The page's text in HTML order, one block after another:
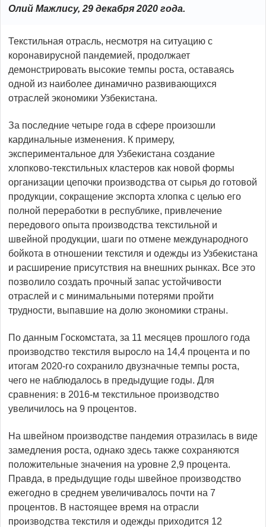
Олий Мажлису, 29 декабря 2020 года.
Текстильная отрасль, несмотря на ситуацию с
коронавирусной пандемией, продолжает
демонстрировать высокие темпы роста, оставаясь
одной из наиболее динамично развивающихся
отраслей экономики Узбекистана.
За последние четыре года в сфере произошли
кардинальные изменения. К примеру,
экспериментальное для Узбекистана создание
хлопково-­текстильных кластеров как новой формы
организации цепочки производства от сырья до готовой
продукции, сокращение экспорта хлопка с целью его
полной переработки в республике, привлечение
передового опыта производства текстильной и
швейной продукции, шаги по отмене международного
бойкота в отношении текстиля и одежды из Узбекистана
и расширение присутствия на внешних рынках. Все это
позволило создать прочный запас устойчивости
отраслей и с минимальными потерями пройти
трудности, выпавшие на долю экономики страны.
По данным Госкомстата, за 11 месяцев прошлого года
производство текстиля выросло на 14,4 процента и по
итогам 2020-го сохранило двузначные темпы роста,
чего не наблюдалось в предыдущие годы. Для
сравнения: в 2016-м текстильное производство
увеличилось на 9 процентов.
На швейном производстве пандемия отразилась в виде
замедления роста, однако здесь также сохраняются
положительные значения на уровне 2,9 процента.
Правда, в предыдущие годы швейное производство
ежегодно в среднем увеличивалось почти на 7
процентов. В настоящее время на отрасли
производства текстиля и одежды приходится 12